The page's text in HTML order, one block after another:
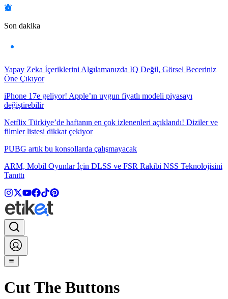
Son dakika
Yapay Zeka İçeriklerini Algılamanızda IQ Değil, Görsel Beceriniz
Öne Çıkıyor
iPhone 17e geliyor! Apple’ın uygun fiyatlı modeli piyasayı
değiştirebilir
Netflix Türkiye’de haftanın en çok izlenenleri açıklandı! Diziler ve
filmler listesi dikkat çekiyor
PUBG artık bu konsollarda çalışmayacak
ARM, Mobil Oyunlar İçin DLSS ve FSR Rakibi NSS Teknolojisini
Tanıttı
Cut The Buttons